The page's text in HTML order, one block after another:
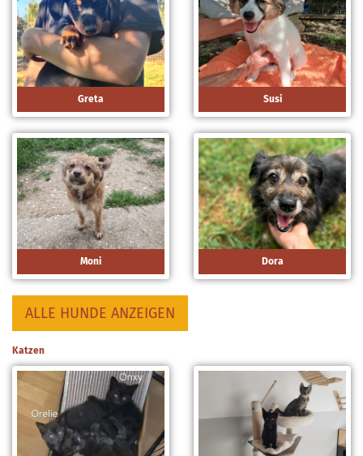
Greta Susi
Moni Dora
ALLE HUNDE ANZEIGEN
Katzen